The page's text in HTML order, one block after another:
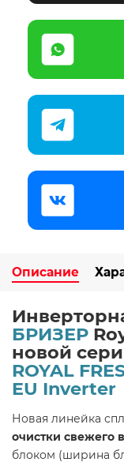
Описание
БРИЗЕР
новой
ROYAL
EU Inverter
Новая линейка
очистки свежего
блоком (ширина